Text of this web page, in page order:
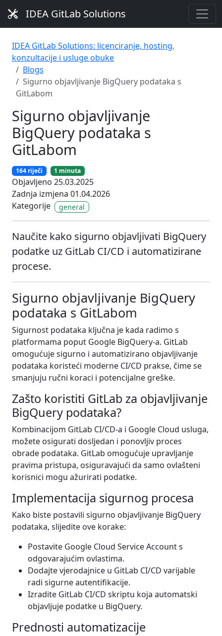
IDEA GitLab Solutions
IDEA GitLab Solutions: licenciranje, hosting,
konzultacije i usluge obuke
Blogs
Sigurno objavljivanje BigQuery podataka s
GitLabom
Sigurno objavljivanje
BigQuery podataka s
GitLabom
164 riječi 1 minuta
Objavljeno 25.03.2025
Zadnja izmjena 01.04.2026
Kategorije
general
Naučite kako sigurno objavljivati BigQuery
podatke uz GitLab CI/CD i automatizirane
procese.
Sigurno objavljivanje BigQuery
podataka s GitLabom
Sigurnost podataka ključna je kada radimo s
platformama poput Google BigQuery-a. GitLab
omogućuje sigurno i automatizirano objavljivanje
podataka koristeći moderne CI/CD prakse, čime se
smanjuju ručni koraci i potencijalne greške.
Zašto koristiti GitLab za objavljivanje
BigQuery podataka?
Kombinacijom GitLab CI/CD-a i Google Cloud usluga,
možete osigurati dosljedan i ponovljiv proces
obrade podataka. GitLab omogućuje upravljanje
pravima pristupa, osiguravajući da samo ovlašteni
korisnici mogu ažurirati podatke.
Implementacija sigurnog procesa
Kako biste postavili sigurno objavljivanje BigQuery
podataka, slijedite ove korake:
Postavite Google Cloud Service Account s
odgovarajućim ovlastima.
Dodajte vjerodajnice u GitLab CI/CD varijable
radi sigurne autentifikacije.
Izradite GitLab CI/CD skriptu koja automatski
objavljuje podatke u BigQuery.
Prednosti automatizacije